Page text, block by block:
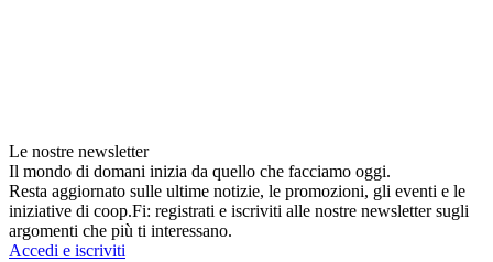
Le nostre newsletter
Il mondo di domani inizia da quello che facciamo oggi.
Resta aggiornato sulle ultime notizie, le promozioni, gli eventi e le
iniziative di coop.Fi: registrati e iscriviti alle nostre newsletter sugli
argomenti che più ti interessano.
Accedi e iscriviti